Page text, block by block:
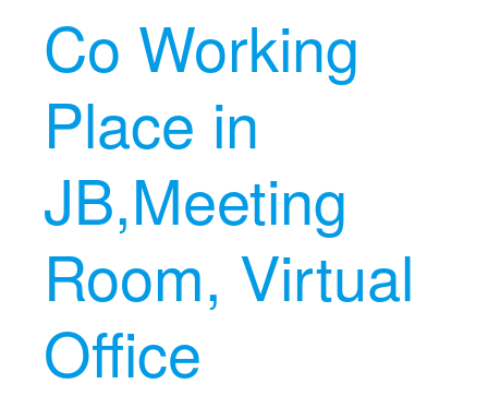
Co Working
Place in
JB,Meeting
Room, Virtual
Office